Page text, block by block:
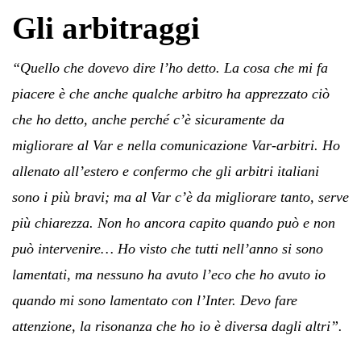
Gli arbitraggi
“Quello che dovevo dire l’ho detto. La cosa che mi fa
piacere è che anche qualche arbitro ha apprezzato ciò
che ho detto, anche perché c’è sicuramente da
migliorare al Var e nella comunicazione Var-arbitri. Ho
allenato all’estero e confermo che gli arbitri italiani
sono i più bravi; ma al Var c’è da migliorare tanto, serve
più chiarezza. Non ho ancora capito quando può e non
può intervenire… Ho visto che tutti nell’anno si sono
lamentati, ma nessuno ha avuto l’eco che ho avuto io
quando mi sono lamentato con l’Inter. Devo fare
attenzione, la risonanza che ho io è diversa dagli altri”.